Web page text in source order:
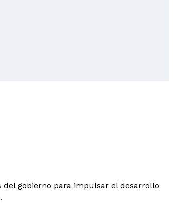
del gobierno para impulsar el desarrollo